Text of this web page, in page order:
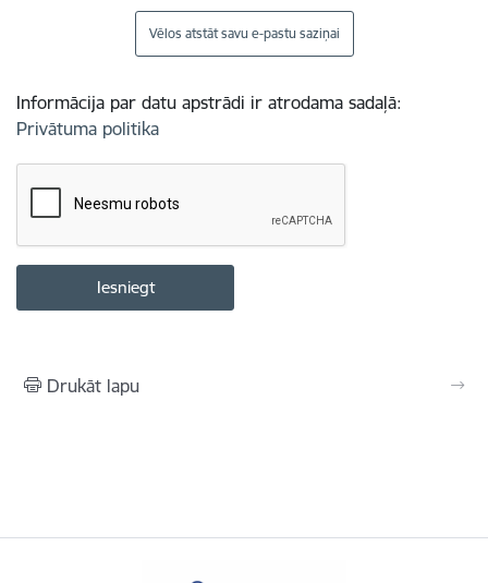
Vēlos atstāt savu e-pastu saziņai
Informācija par datu apstrādi ir atrodama sadaļā:
Privātuma politika
Drukāt lapu